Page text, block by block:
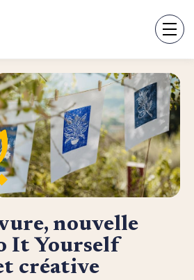
nouvelle
It Yourself
créative